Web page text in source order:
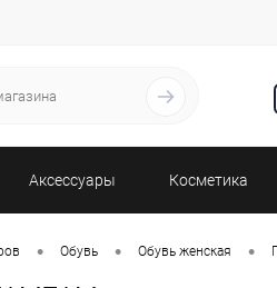
Аксессуары Косметика
• Обувь • Обувь женская •